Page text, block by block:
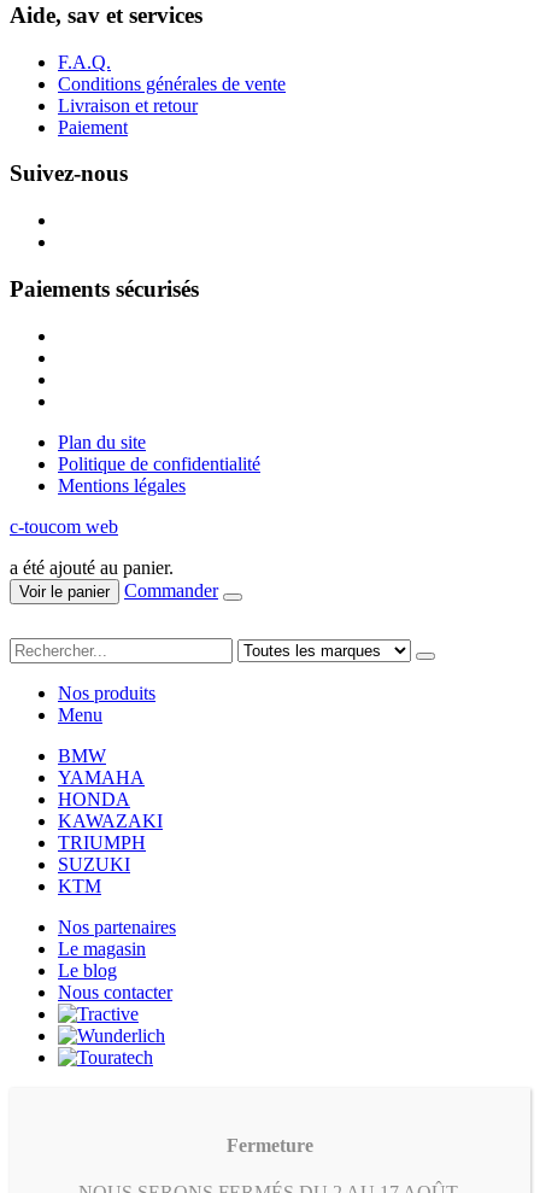
Aide, sav et services
F.A.Q.
Conditions générales de vente
Livraison et retour
Paiement
Suivez-nous
Paiements sécurisés
Plan du site
Politique de confidentialité
Mentions légales
c-toucom web
a été ajouté au panier.
Voir le panier Commander
Nos produits
Menu
BMW
YAMAHA
HONDA
KAWAZAKI
TRIUMPH
SUZUKI
KTM
Nos partenaires
Le magasin
Le blog
Nous contacter
Fermeture